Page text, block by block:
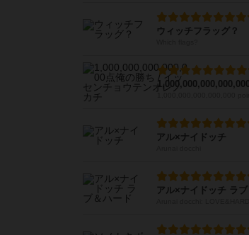
ウィッチフラッグ？
アル×ナイドッチ
アル×ナイドッチ ラ